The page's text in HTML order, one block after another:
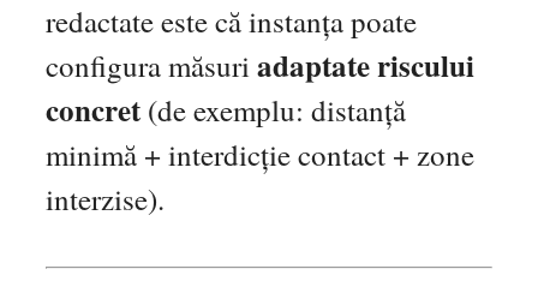
redactate este că instanța poate
configura măsuriadaptate riscului
concret (de exemplu: distanță
minimă + interdicție contact + zone
interzise).